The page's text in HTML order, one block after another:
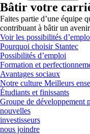
Bâtir votre
Faites partie d’une équipe
contribuant à bâtir un
Voir les possibilités
Pourquoi choisir Stantec
Possibilités d’emploi
Formation et
Avantages sociaux
Notre culture Meilleurs
Étudiants et finissants
Groupe de développement
nouvelles
investisseurs
nous joindre